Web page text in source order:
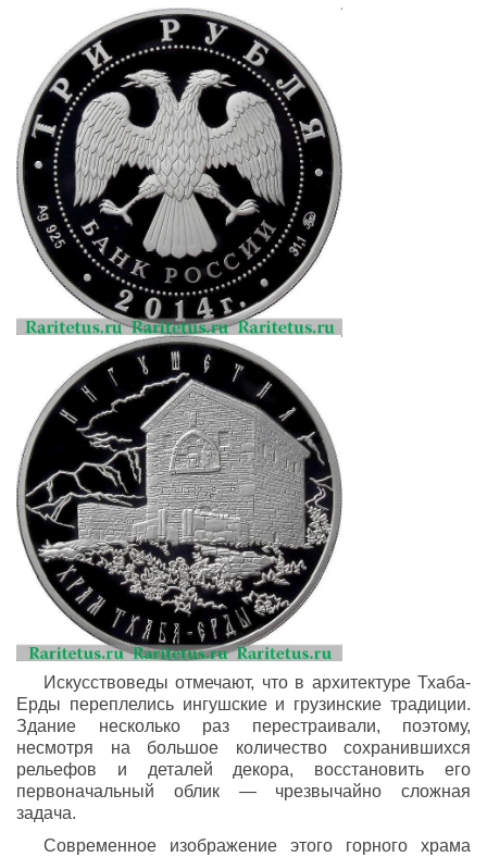
Искусствоведы отмечают, что в архитектуре Тхаба-
Ерды переплелись ингушские и грузинские традиции.
Здание несколько раз перестраивали, поэтому,
несмотря на большое количество сохранившихся
рельефов и деталей декора, восстановить его
первоначальный облик — чрезвычайно сложная
задача.
Современное изображение этого горного храма